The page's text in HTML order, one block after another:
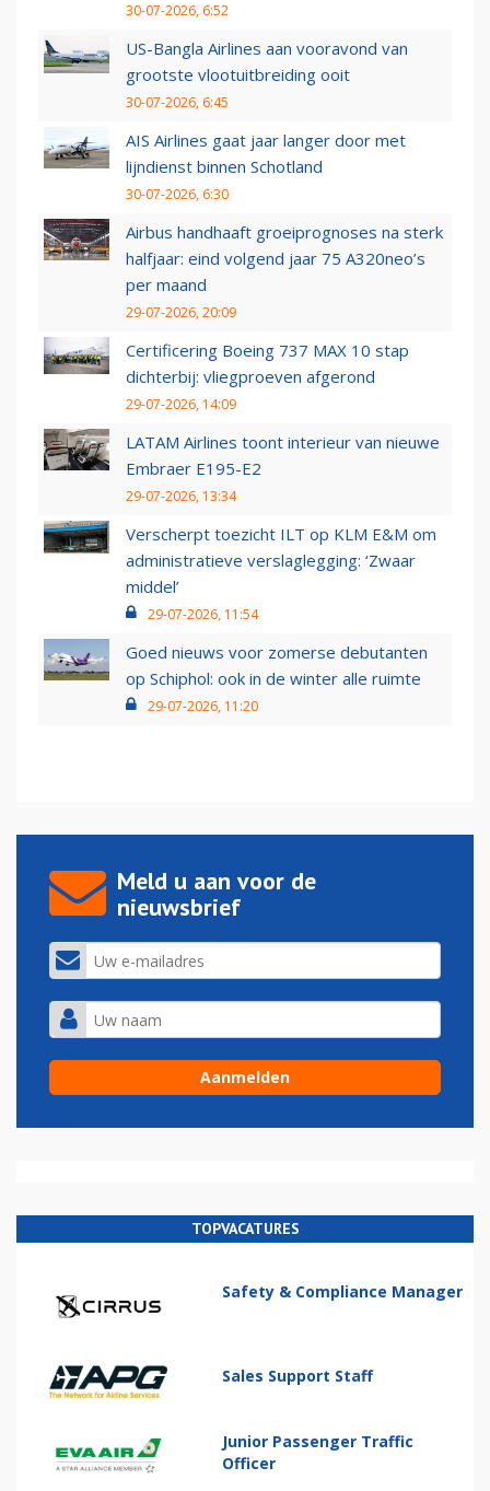
30-07-2026, 6:52
US-Bangla Airlines aan vooravond van
grootste vlootuitbreiding ooit
30-07-2026, 6:45
AIS Airlines gaat jaar langer door met
lijndienst binnen Schotland
30-07-2026, 6:30
Airbus handhaaft groeiprognoses na sterk
halfjaar: eind volgend jaar 75 A320neo’s
per maand
29-07-2026, 20:09
Certificering Boeing 737 MAX 10 stap
dichterbij: vliegproeven afgerond
29-07-2026, 14:09
LATAM Airlines toont interieur van nieuwe
Embraer E195-E2
29-07-2026, 13:34
Verscherpt toezicht ILT op KLM E&M om
administratieve verslaglegging: ‘Zwaar
middel’
29-07-2026, 11:54
Goed nieuws voor zomerse debutanten
op Schiphol: ook in de winter alle ruimte
29-07-2026, 11:20
Meld u aan voor de
nieuwsbrief
TOPVACATURES
Safety & Compliance Manager
Sales Support Staff
Junior Passenger Traffic
Officer